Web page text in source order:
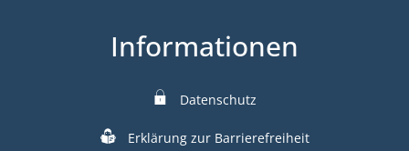
Informationen
Datenschutz
Erklärung zur Barrierefreiheit